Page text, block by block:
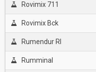
Rovimix 711
Rovimix Bck
Rumendur Rl
Rumminal